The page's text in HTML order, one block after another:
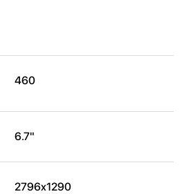
460
6.7"
2796x1290